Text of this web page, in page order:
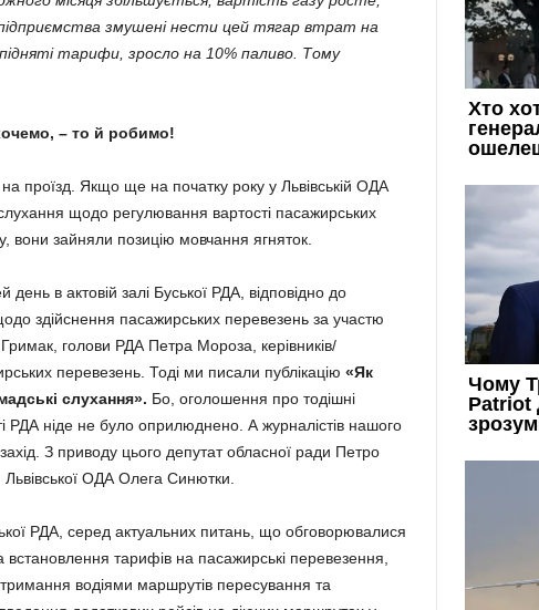
змушені нести цей тягар втрат на
тарифи, зросло на 10% паливо. Тому
– то й робимо!
проїзд. Якщо ще на початку року у Львівській ОДА
щодо регулювання вартості пасажирських
вони зайняли позицію мовчання ягняток.
в актовій залі Буської РДА, відповідно до
здійснення пасажирських перевезень за участю
голови РДА Петра Мороза, керівників/
перевезень. Тоді ми писали публікацію «Як
слухання». Бо, оголошення про тодішні
РДА ніде не було оприлюднено. А журналістів нашого
З приводу цього депутат обласної ради Петро
ОДА Олега Синютки.
РДА, серед актуальних питань, що обговорювалися
тарифів на пасажирські перевезення,
водіями маршрутів пересування та